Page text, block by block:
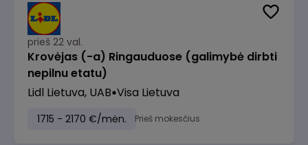
prieš 22 val.
Krovėjas (-a) Ringauduose (galimybė dirbti
nepilnu etatu)
Lidl Lietuva, UAB Visa Lietuva
1715 - 2170 €/mėn. Prieš mokesčius